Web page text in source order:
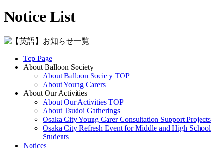
Notice List
Top Page
About Balloon Society
About Balloon Society TOP
About Young Carers
About Our Activities
About Our Activities TOP
About Tsudoi Gatherings
Osaka City Young Carer Consultation Support Projects
Osaka City Refresh Event for Middle and High School
Students
Notices